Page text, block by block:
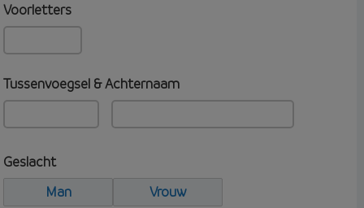
Voorletters
Tussenvoegsel & Achternaam
Geslacht
Man
Vrouw